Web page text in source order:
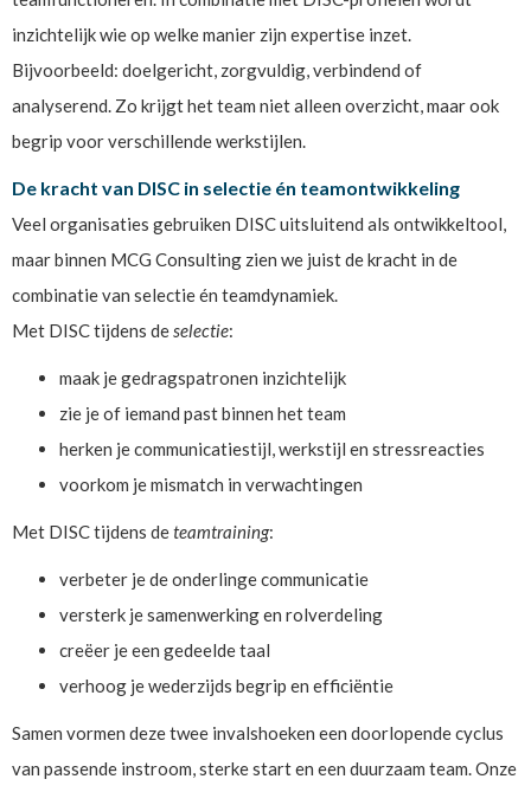
inzichtelijk wie op welke manier zijn expertise inzet.
Bijvoorbeeld: doelgericht, zorgvuldig, verbindend of
analyserend. Zo krijgt het team niet alleen overzicht, maar ook
begrip voor verschillende werkstijlen.
De kracht van DISC in selectie én teamontwikkeling
Veel organisaties gebruiken DISC uitsluitend als ontwikkeltool,
maar binnen MCG Consulting zien we juist de kracht in de
combinatie van selectie én teamdynamiek.
Met DISC tijdens deselectie:
maak je gedragspatronen inzichtelijk
zie je of iemand past binnen het team
herken je communicatiestijl, werkstijl en stressreacties
voorkom je mismatch in verwachtingen
Met DISC tijdens deteamtraining:
verbeter je de onderlinge communicatie
versterk je samenwerking en rolverdeling
creëer je een gedeelde taal
verhoog je wederzijds begrip en efficiëntie
Samen vormen deze twee invalshoeken een doorlopende cyclus
van passende instroom, sterke start en een duurzaam team. Onze